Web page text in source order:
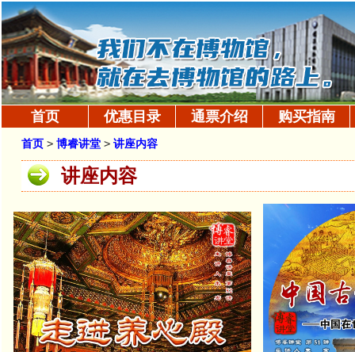
首页 优惠目录 通票介绍 购买指南
首页 > 博睿讲堂 > 讲座内容
讲座内容